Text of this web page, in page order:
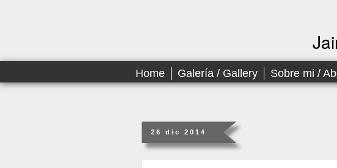
Home Galería / Gallery Sobre mi /
26 dic 2014